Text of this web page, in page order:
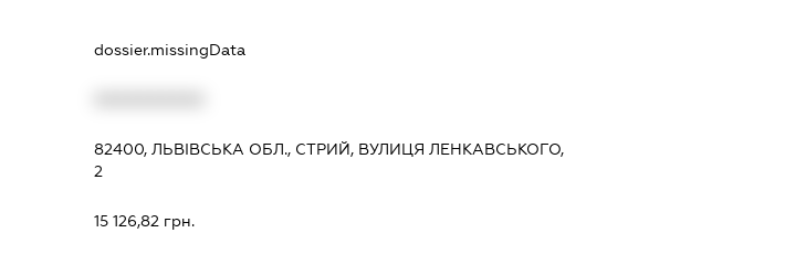
dossier.missingData
82400, ЛЬВІВСЬКА ОБЛ., СТРИЙ, ВУЛИЦЯ ЛЕНКАВСЬКОГО,
2
15 126,82 грн.